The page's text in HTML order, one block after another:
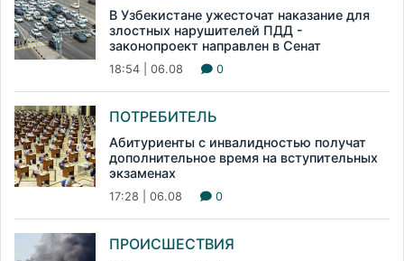
В Узбекистане ужесточат наказание для
злостных нарушителей ПДД -
законопроект направлен в Сенат
18:54 | 06.08 0
ПОТРЕБИТЕЛЬ
Абитуриенты с инвалидностью получат
дополнительное время на вступительных
экзаменах
17:28 | 06.08 0
ПРОИСШЕСТВИЯ